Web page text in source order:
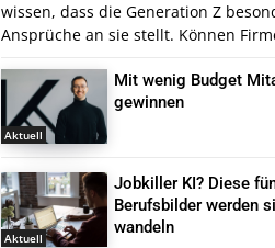
wissen, dass die Generation Z
Ansprüche an sie stellt. Können
Aktuell
Mit wenig Budget
gewinnen
Aktuell
Jobkiller KI? Diese
Berufsbilder werden
wandeln